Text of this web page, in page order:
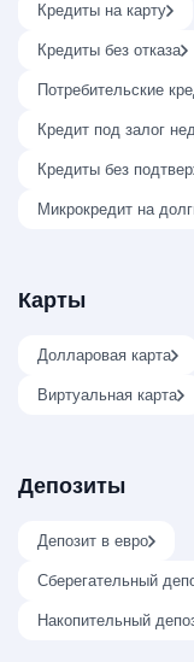
Кредиты на карту
Кредиты без отказа
Потребительские
Кредит под залог
Кредиты без
Микрокредит на
Карты
Долларовая карта
Виртуальная карта
Депозиты
Депозит в евро
Сберегательный
Накопительный